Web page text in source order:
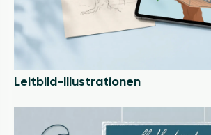
Leitbild-Illustrationen